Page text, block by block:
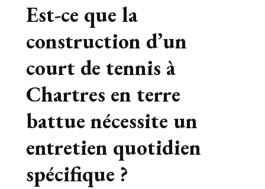
Est-ce que la
construction d’un
court de tennis à
Chartres en terre
battue nécessite un
entretien quotidien
spécifique ?